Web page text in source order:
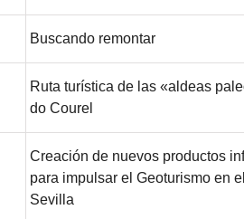
Buscando remontar
Ruta turística de las «aldeas
do Courel
Creación de nuevos productos
para impulsar el Geoturismo en
Sevilla